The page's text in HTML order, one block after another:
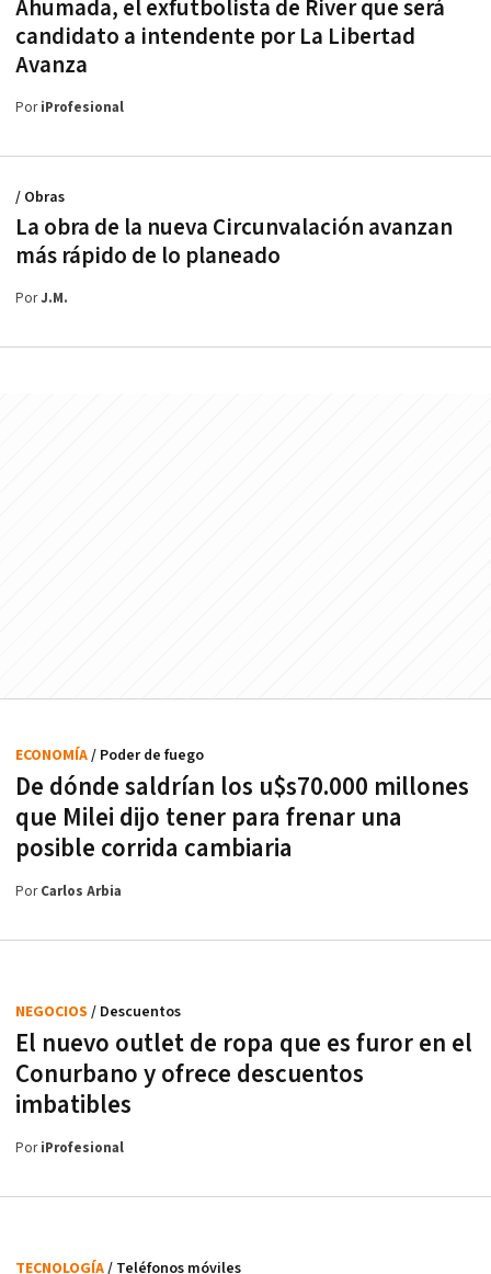
Ahumada, el exfutbolista de River que será
candidato a intendente por La Libertad
Avanza
PoriProfesional
La obra de la nueva Circunvalación avanzan
más rápido de lo planeado
/ Obras
PorJ.M.
De dónde saldrían los u$s70.000 millones
que Milei dijo tener para frenar una
posible corrida cambiaria
ECONOMÍA/ Poder de fuego
PorCarlos Arbia
El nuevo outlet de ropa que es furor en el
Conurbano y ofrece descuentos
imbatibles
NEGOCIOS / Descuentos
PoriProfesional
TECNOLOGÍA/ Teléfonos móviles